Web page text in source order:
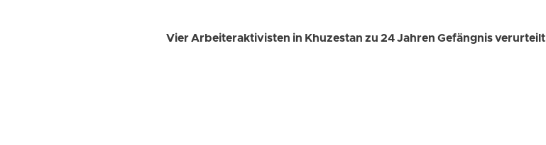
Vier Arbeiteraktivisten in Khuzestan zu 24 Jahren Gefängnis verurteilt